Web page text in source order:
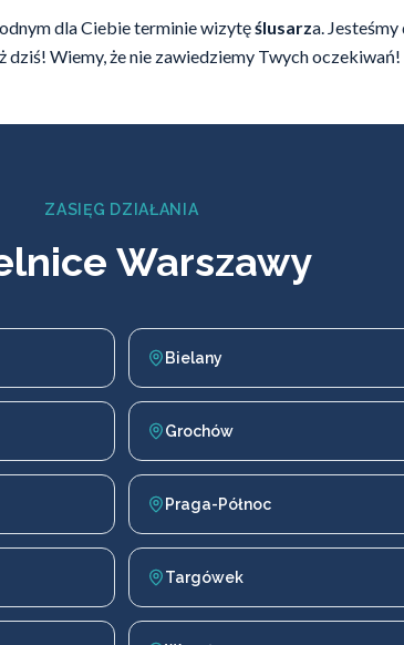
dla Ciebie terminie wizytęślusarza.
dziś! Wiemy, że nie zawiedziemy Twych oczekiwań!
ZASIĘG DZIAŁANIA
Warszawy
Bielany
Grochów
Praga-Północ
Targówek